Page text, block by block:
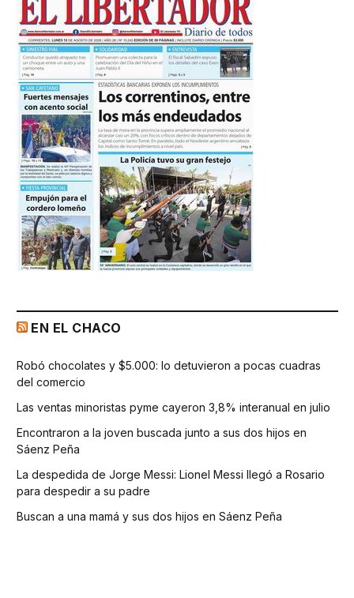
EN EL CHACO
Robó chocolates y $5.000: lo detuvieron a pocas cuadras
del comercio
Las ventas minoristas pyme cayeron 3,8% interanual en julio
Encontraron a la joven buscada junto a sus dos hijos en
Sáenz Peña
La despedida de Jorge Messi: Lionel Messi llegó a Rosario
para despedir a su padre
Buscan a una mamá y sus dos hijos en Sáenz Peña